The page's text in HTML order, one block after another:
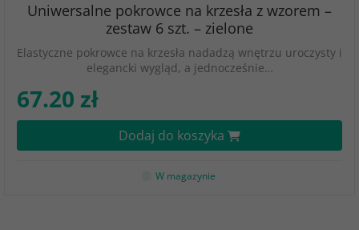
Uniwersalne pokrowce na krzesła z wzorem –
zestaw 6 szt. – zielone
Elastyczne pokrowce na krzesła nadadzą wnętrzu uroczysty i
elegancki wygląd, a jednocześnie…
67.20 zł
Dodaj do koszyka
W magazynie